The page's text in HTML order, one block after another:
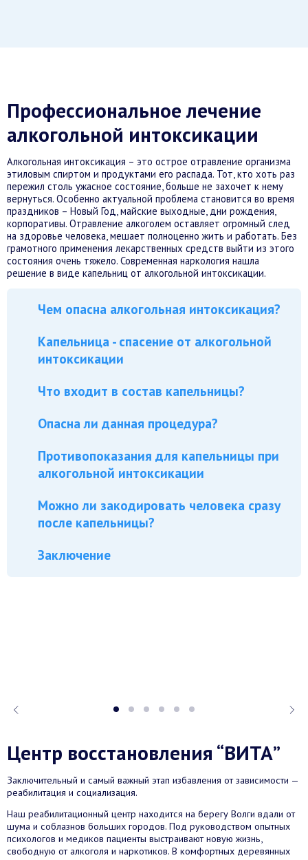
Профессиональное лечение
алкогольной интоксикации
Алкогольная интоксикация – это острое отравление организма
этиловым спиртом и продуктами его распада. Тот, кто хоть раз
пережил столь ужасное состояние, больше не захочет к нему
вернуться. Особенно актуальной проблема становится во время
праздников – Новый Год, майские выходные, дни рождения,
корпоративы. Отравление алкоголем оставляет огромный след
на здоровье человека, мешает полноценно жить и работать. Без
грамотного применения лекарственных средств выйти из этого
состояния очень тяжело. Современная наркология нашла
решение в виде капельниц от алкогольной интоксикации.
Чем опасна алкогольная интоксикация?
Капельница - спасение от алкогольной
интоксикации
Что входит в состав капельницы?
Опасна ли данная процедура?
Противопоказания для капельницы при
алкогольной интоксикации
Можно ли закодировать человека сразу
после капельницы?
Заключение
Центр восстановления “ВИТА”
Заключительный и самый важный этап избавления от зависимости —
реабилитация и социализация.
Наш реабилитационный центр находится на берегу Волги вдали от
шума и соблазнов больших городов. Под руководством опытных
психологов и медиков пациенты выстраивают новую жизнь,
свободную от алкоголя и наркотиков. В комфортных деревянных